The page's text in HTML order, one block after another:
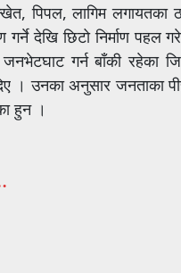
पिपल,लागिमलगायतका
गर्ने देखि छिटो निर्माण पहल
जनभेटघाटगर्न बाँकी रहेका
। उनका अनुसार जनताका
हुन ।